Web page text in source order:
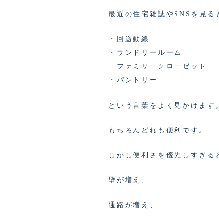
最近の住宅雑誌やSNSを見る
・回遊動線
・ランドリールーム
・ファミリークローゼット
・パントリー
という言葉をよく見かけます
もちろんどれも便利です。
しかし便利さを優先しすぎる
壁が増え、
通路が増え、